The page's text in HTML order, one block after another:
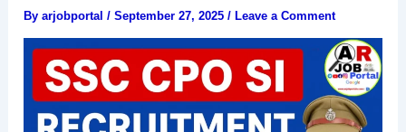
Byarjobportal/September 27, 2025/ Leave a Comment